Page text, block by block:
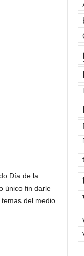
Día de la
único fin darle
del medio